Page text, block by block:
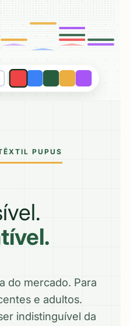
PUPUS
do mercado. Para
e adultos.
indistinguível da